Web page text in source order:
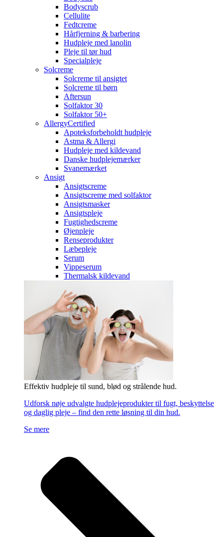
Bodyscrub
Cellulite
Fedtcreme
Hårfjerning & barbering
Hudpleje med lanolin
Pleje til tør hud
Specialpleje
Solcreme
Solcreme til ansigtet
Solcreme til børn
Aftersun
Solfaktor 30
Solfaktor 50+
AllergyCertified
Apoteksforbeholdt hudpleje
Astma & Allergi
Hudpleje med kildevand
Danske hudplejemærker
Svanemærket
Ansigt
Ansigtscreme
Ansigtscreme med solfaktor
Ansigtsmasker
Ansigtspleje
Fugtighedscreme
Øjenpleje
Renseprodukter
Læbepleje
Serum
Vippeserum
Thermalsk kildevand
Effektiv hudpleje til sund, blød og strålende hud.
Udforsk nøje udvalgte hudplejeprodukter til fugt, beskyttelse
og daglig pleje – find den rette løsning til din hud.
Se mere